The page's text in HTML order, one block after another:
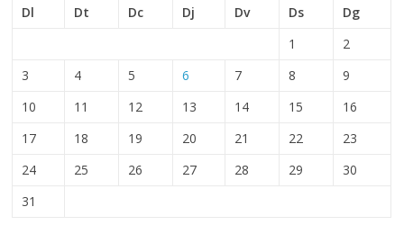
Dl
Dt Dc Dj Dv Ds
Dg
1
2
3
4 5 6 7 8
9
10
11 12 13 14 15
16
17
18 19 20 21 22
23
24
25 26 27 28 29
30
31